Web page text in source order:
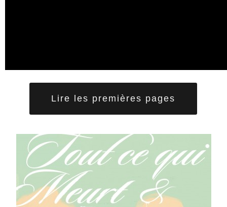
Lire les premières pages